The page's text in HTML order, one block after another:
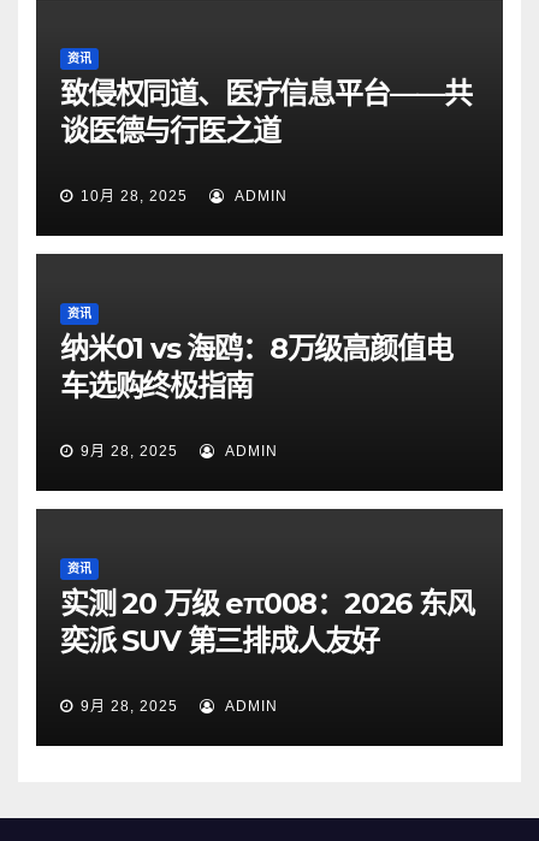
资讯
致侵权同道、医疗信息平台——共
谈医德与行医之道
10月 28, 2025 ADMIN
资讯
纳米01 vs 海鸥：8万级高颜值电
车选购终极指南
9月 28, 2025 ADMIN
资讯
实测 20 万级 eπ008：2026 东风
奕派 SUV 第三排成人友好
9月 28, 2025 ADMIN